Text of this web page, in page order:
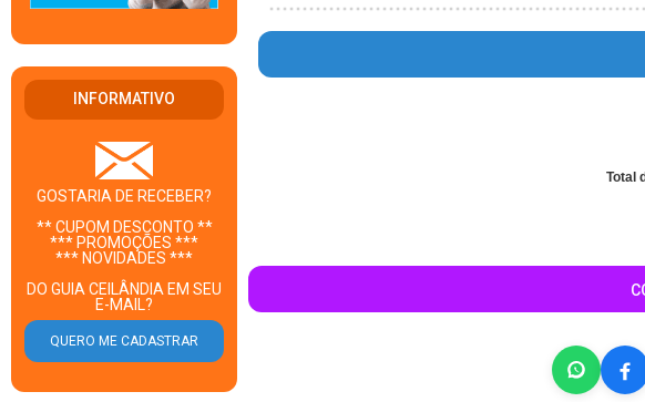
INFORMATIVO
GOSTARIA DE RECEBER?
** CUPOM DESCONTO **
*** PROMOÇÕES ***
*** NOVIDADES ***
DO GUIA CEILÂNDIA EM SEU
E-MAIL?
Total